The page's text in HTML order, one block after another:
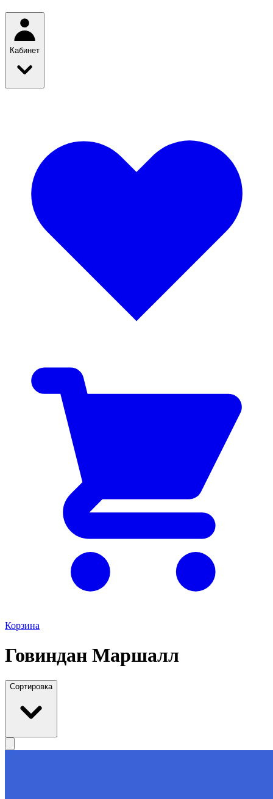
Кабинет
Корзина
Говиндан Маршалл
Сортировка